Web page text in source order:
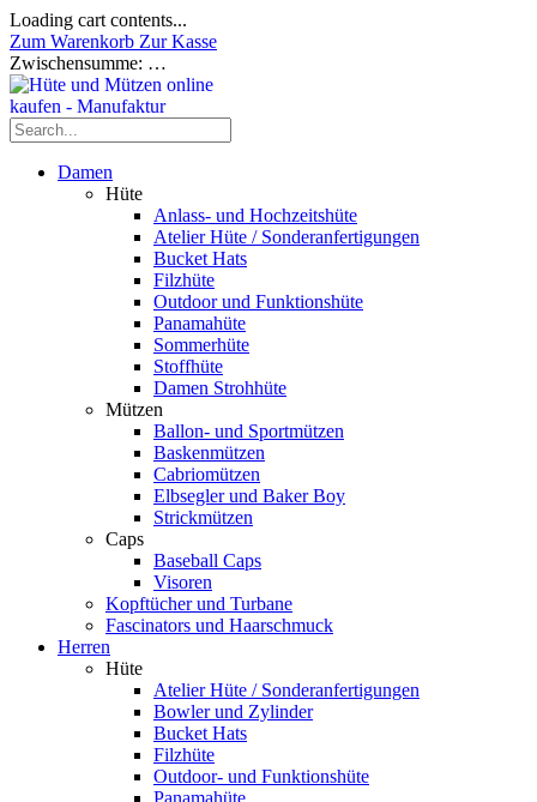
Loading cart contents...
Zum Warenkorb Zur Kasse
Zwischensumme: …
Damen
Hüte
Anlass- und Hochzeitshüte
Atelier Hüte / Sonderanfertigungen
Bucket Hats
Filzhüte
Outdoor und Funktionshüte
Panamahüte
Sommerhüte
Stoffhüte
Damen Strohhüte
Mützen
Ballon- und Sportmützen
Baskenmützen
Cabriomützen
Elbsegler und Baker Boy
Strickmützen
Caps
Baseball Caps
Visoren
Kopftücher und Turbane
Fascinators und Haarschmuck
Herren
Hüte
Atelier Hüte / Sonderanfertigungen
Bowler und Zylinder
Bucket Hats
Filzhüte
Outdoor- und Funktionshüte
Panamahüte